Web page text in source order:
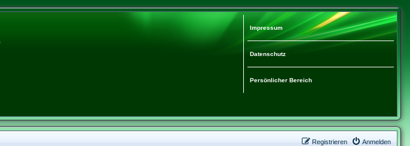
Impressum
Datenschutz
Persönlicher Bereich
Anmelden
Registrieren